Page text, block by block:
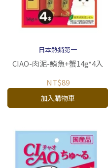
日本熱銷第一
CIAO-肉泥-鮪魚+蟹14g*4入
NT$89
加入購物車